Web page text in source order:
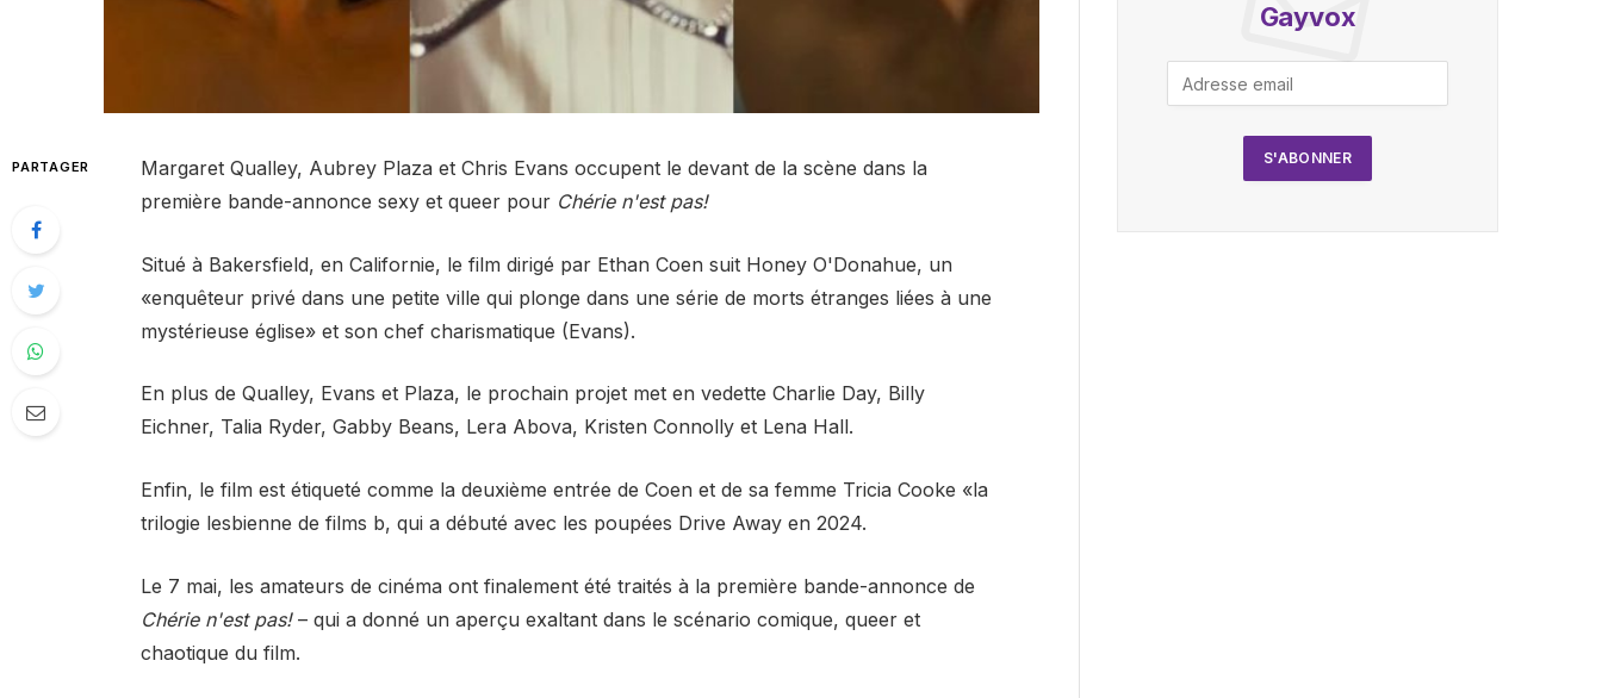
PARTAGER
Margaret Qualley, Aubrey Plaza et Chris Evans occupent le devant de la scène dans la
première bande-annonce sexy et queer pour Chérie n'est pas!
Situé à Bakersfield, en Californie, le film dirigé par Ethan Coen suit Honey O'Donahue, un
«enquêteur privé dans une petite ville qui plonge dans une série de morts étranges liées à une
mystérieuse église» et son chef charismatique (Evans).
En plus de Qualley, Evans et Plaza, le prochain projet met en vedette Charlie Day, Billy
Eichner, Talia Ryder, Gabby Beans, Lera Abova, Kristen Connolly et Lena Hall.
Enfin, le film est étiqueté comme la deuxième entrée de Coen et de sa femme Tricia Cooke «la
trilogie lesbienne de films b, qui a débuté avec les poupées Drive Away en 2024.
Le 7 mai, les amateurs de cinéma ont finalement été traités à la première bande-annonce de
Chérie n'est pas! – qui a donné un aperçu exaltant dans le scénario comique, queer et
chaotique du film.
Gayvox